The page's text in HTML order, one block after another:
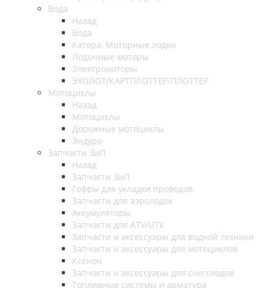
Вода
Назад
Вода
Катера, Моторные лодки
Лодочные моторы
Электромоторы
ЭХОЛОТ/КАРТПЛОТТЕР/ПЛОТТЕР
Мотоциклы
Назад
Мотоциклы
Дорожные мотоциклы
Эндуро
Запчасти ЗиП
Назад
Запчасти ЗиП
Гофры для укладки проводов
Запчасти для аэролодок
Аккумуляторы
Запчасти для ATV/UTV
Запчасти и аксессуары для водной техники
Запчасти и аксессуары для мотоциклов
Ксенон
Запчасти и аксессуары для снегоходов
Топливные системы и арматура